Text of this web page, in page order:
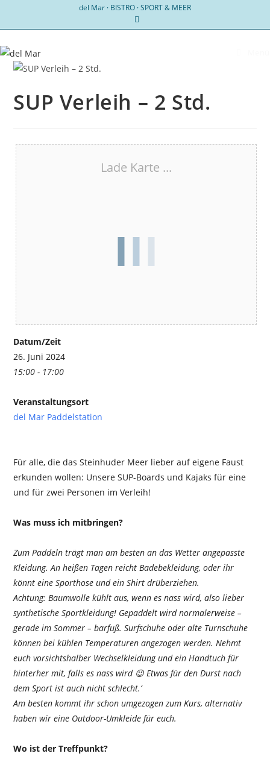
del Mar · BISTRO · SPORT & MEER
SUP Verleih – 2 Std.
Lade Karte ...
Datum/Zeit
26. Juni 2024
15:00 - 17:00
Veranstaltungsort
del Mar Paddelstation
Für alle, die das Steinhuder Meer lieber auf eigene Faust
erkunden wollen: Unsere SUP-Boards und Kajaks für eine
und für zwei Personen im Verleih!
Was muss ich mitbringen?
Zum Paddeln trägt man am besten an das Wetter angepasste
Kleidung. An heißen Tagen reicht Badebekleidung, oder ihr
könnt eine Sporthose und ein Shirt drüberziehen.
Achtung: Baumwolle kühlt aus, wenn es nass wird, also lieber
synthetische Sportkleidung! Gepaddelt wird normalerweise –
gerade im Sommer – barfuß. Surfschuhe oder alte Turnschuhe
können bei kühlen Temperaturen angezogen werden. Nehmt
euch vorsichtshalber Wechselkleidung und ein Handtuch für
hinterher mit, falls es nass wird 😉 Etwas für den Durst nach
dem Sport ist auch nicht schlecht.‘
Am besten kommt ihr schon umgezogen zum Kurs, alternativ
haben wir eine Outdoor-Umkleide für euch.
Wo ist der Treffpunkt?